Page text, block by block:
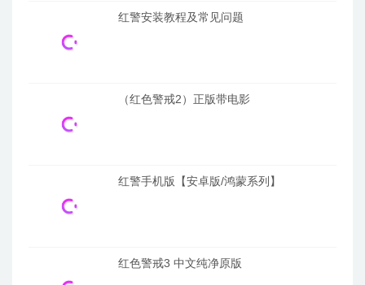
红警安装教程及常见问题
（红色警戒2）正版带电影
红警手机版【安卓版/鸿蒙系列】
红色警戒3 中文纯净原版